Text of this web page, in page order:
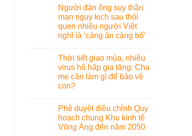
Người đàn ông suy thận
mạn nguy kịch sau thói
quen nhiều người Việt
nghĩ là ‘càng ăn càng bổ’
Thời tiết giao mùa, nhiều
virus hô hấp gia tăng: Cha
mẹ cần làm gì để bảo vệ
con?
Phê duyệt điều chỉnh Quy
hoạch chung Khu kinh tế
Vũng Áng đến năm 2050